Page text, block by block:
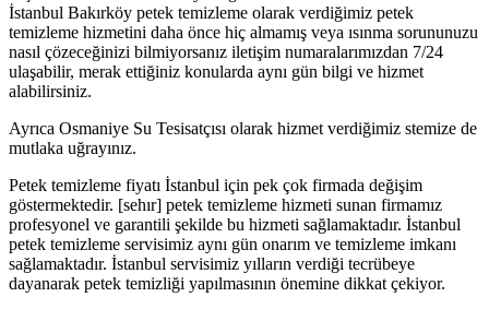
İstanbul Bakırköy petek temizleme olarak verdiğimiz petek
temizleme hizmetini daha önce hiç almamış veya ısınma sorununuzu
nasıl çözeceğinizi bilmiyorsanız iletişim numaralarımızdan 7/24
ulaşabilir, merak ettiğiniz konularda aynı gün bilgi ve hizmet
alabilirsiniz.
Ayrıca Osmaniye Su Tesisatçısı olarak hizmet verdiğimiz stemize de
mutlaka uğrayınız.
Petek temizleme fiyatı İstanbul için pek çok firmada değişim
göstermektedir. [sehır] petek temizleme hizmeti sunan firmamız
profesyonel ve garantili şekilde bu hizmeti sağlamaktadır. İstanbul
petek temizleme servisimiz aynı gün onarım ve temizleme imkanı
sağlamaktadır. İstanbul servisimiz yılların verdiği tecrübeye
dayanarak petek temizliği yapılmasının önemine dikkat çekiyor.